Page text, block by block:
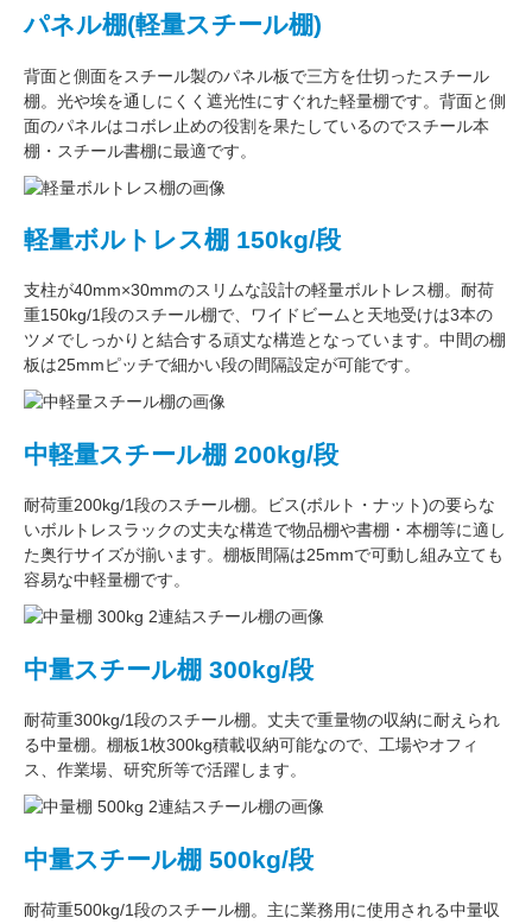
パネル棚(軽量スチール棚)
背面と側面をスチール製のパネル板で三方を仕切った スチール
棚。 光や埃を通しにくく遮光性にすぐれた軽量棚です。背面と側
面のパネルはコボレ止めの役割を果たしているのでスチール本
棚・スチール書棚に最適です。
軽量ボルトレス棚 150kg/段
支柱が40mm×30mmのスリムな設計の軽量ボルトレス棚。 耐荷
重150kg/1段のスチール棚で、ワイドビームと天地受けは3本の
ツメでしっかりと結合する頑丈な構造となっています。中間の棚
板は25mmピッチで細かい段の間隔設定が可能です。
中軽量スチール棚 200kg/段
耐荷重200kg/1段のスチール棚。ビス(ボルト・ナット)の要らな
いボルトレスラックの丈夫な構造で物品棚や書棚・本棚等に適し
た奥行サイズが揃います。 棚板間隔は25mmで可動し組み立ても
容易な中軽量棚です。
中量スチール棚 300kg/段
耐荷重300kg/1段のスチール棚。丈夫で重量物の収納に耐えられ
る中量棚。 棚板1枚300kg積載収納可能なので、工場やオフィ
ス、作業場、研究所等で活躍します。
中量スチール棚 500kg/段
耐荷重500kg/1段のスチール棚。主に業務用に使用される中量収